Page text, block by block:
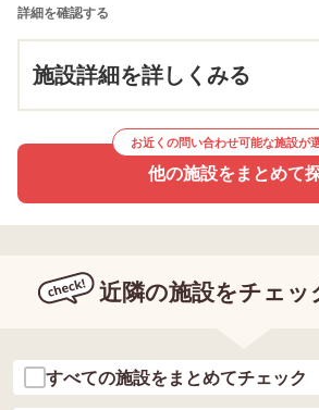
詳細を確認する
施設詳細を詳しくみる
お近くの問い合わせ可能な施設が
他の施設をまとめて
近隣の施設をチェッ
すべての施設をまとめてチェック